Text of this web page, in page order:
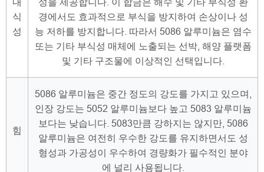
식
성
경에서도 효과적으로 부식을 방지하여 손상이나 성
능 저하를 방지합니다. 따라서 5086 알루미늄은 염수
또는 기타 부식성 매체에 노출되는 선박, 해양 플랫폼
및 기타 구조물에 이상적인 선택입니다.
힘
5086 알루미늄은 중간 정도의 강도를 가지고 있으며,
인장 강도는 5052 알루미늄보다 높고 5083 알루미늄
보다는 낮습니다. 5083만큼 강하지는 않지만, 5086
알루미늄은 여전히 우수한 강도를 유지하면서도 성
형성과 가공성이 우수하여 경량화가 필수적인 분야
에 널리 사용됩니다.